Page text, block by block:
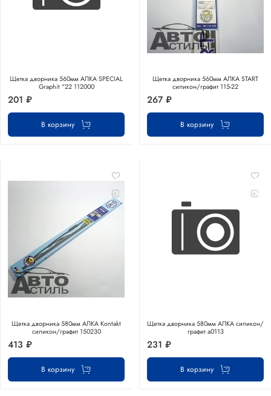
Щетка дворника 560мм АЛКА SPECIAL
Graphit "22 112000
201 ₽
В корзину
Щетка дворника 560мм АЛКА START
силикон/графит 115-22
267 ₽
В корзину
Щетка дворника 580мм АЛКА Kontakt
силикон/графит 150230
413 ₽
В корзину
Щетка дворника 580мм АЛКА силикон/
графит а0113
231 ₽
В корзину